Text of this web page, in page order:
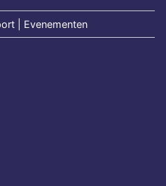
| Evenementen